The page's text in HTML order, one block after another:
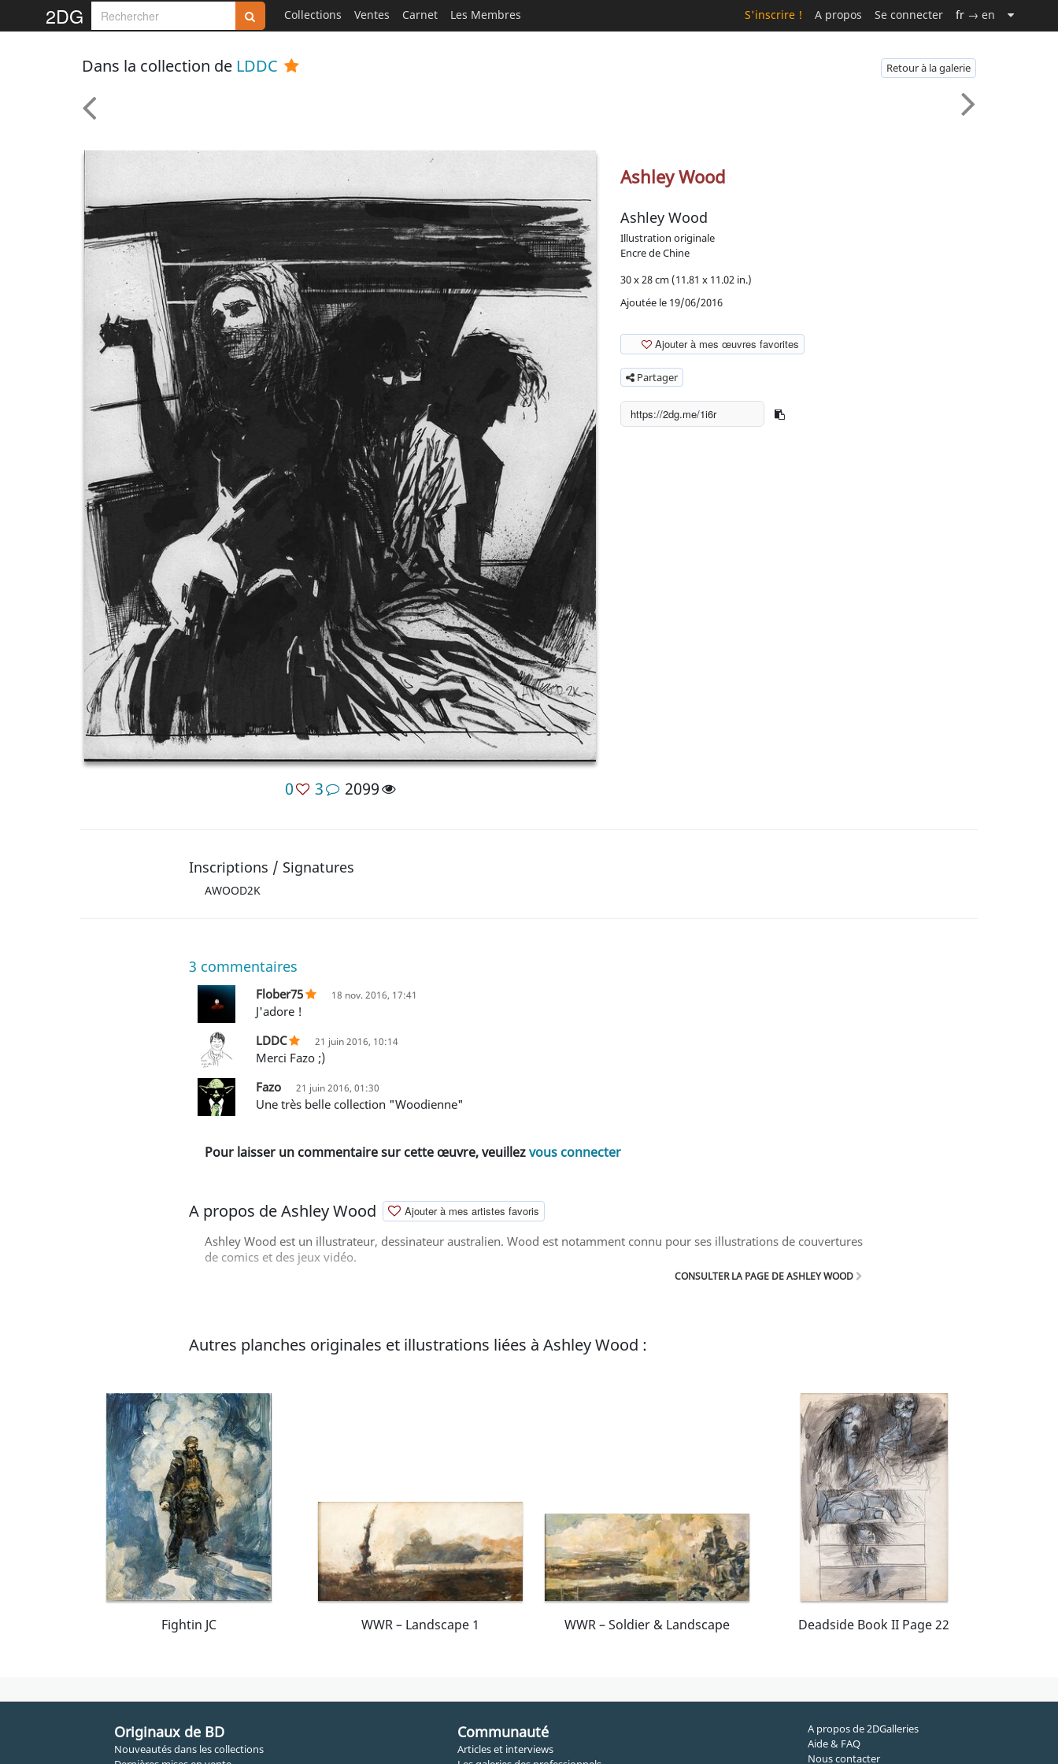
2DG Collections Ventes Carnet Les Membres S'inscrire ! A propos Se connecter fr → en
Dans la collection de LDDC Retour à la galerie
0 3 2099
Ashley Wood
Ashley Wood
Illustration originale
Encre de Chine
30 x 28 cm (11.81 x 11.02 in.)
Ajoutée le 19/06/2016
Ajouter à mes œuvres favorites
Partager
Inscriptions / Signatures
AWOOD2K
3 commentaires
Flober75 18 nov. 2016, 17:41
J'adore !
LDDC
21 juin 2016, 10:14
Merci Fazo ;)
Fazo
21 juin 2016, 01:30
Une très belle collection "Woodienne"
Pour laisser un commentaire sur cette œuvre, veuillezvous connecter
A propos de Ashley Wood Ajouter à mes artistes favoris
Ashley Wood est un illustrateur, dessinateur australien. Wood est notamment connu pour ses illustrations de couvertures
de comics et des jeux vidéo.
CONSULTER LA PAGE DE ASHLEY WOOD
Autres planches originales et illustrations liées à Ashley Wood :
Fightin JC WWR – Landscape 1 WWR – Soldier & Landscape Deadside Book II Page 22
Originaux de BD
Nouveautés dans les collections
Communauté
Articles et interviews
A propos de 2DGalleries
Aide & FAQ
Nous contacter